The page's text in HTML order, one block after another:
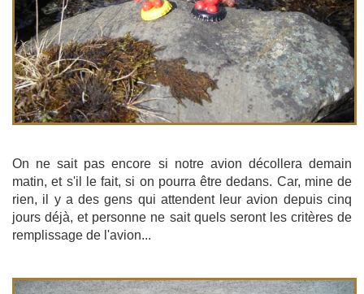
On ne sait pas encore si notre avion décollera demain
matin, et s'il le fait, si on pourra être dedans. Car, mine de
rien, il y a des gens qui attendent leur avion depuis cinq
jours déjà, et personne ne sait quels seront les critères de
remplissage de l'avion...